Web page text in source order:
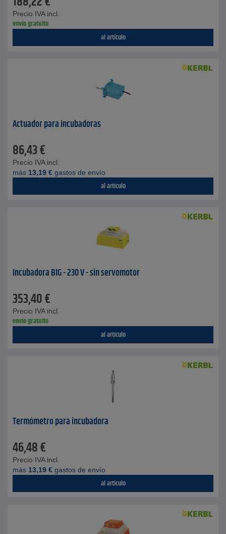
Precio IVA incl.
envío gratuito
al artículo
Actuador para incubadoras
86,43€
Precio IVA incl.
más 13,19 € gastos de envío
al artículo
Incubadora BIG - 230 V - sin servomotor
353,40€
Precio IVA incl.
envío gratuito
al artículo
Termómetro para incubadora
46,48€
Precio IVA incl.
más 13,19 € gastos de envío
al artículo